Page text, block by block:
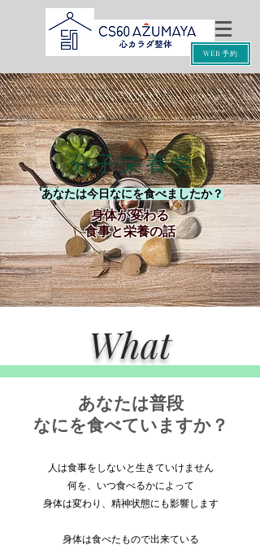
WEB予約
分子栄養学
​あなたは今日なにを食べましたか？
​身体が変わる
食事と栄養の話
What
あなたは普段
なにを食べていますか？
人は食事をしないと生きていけません
何を、いつ食べるかによって
身体は変わり、精神状態にも影響します
身体は食べたもので出来ている